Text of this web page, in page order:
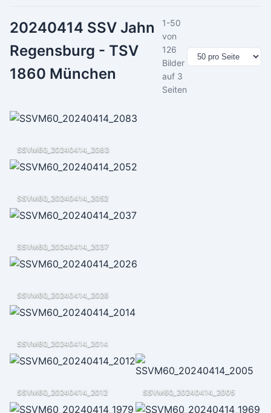
20240414 SSV Jahn
Regensburg - TSV
1860 München
1-50
von
126
Bilder
auf 3
Seiten
SSVM60_20240414_2083
SSVM60_20240414_2052
SSVM60_20240414_2037
SSVM60_20240414_2026
SSVM60_20240414_2014
SSVM60_20240414_2012 SSVM60_20240414_2005